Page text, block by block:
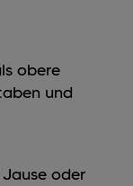
obere
und
oder